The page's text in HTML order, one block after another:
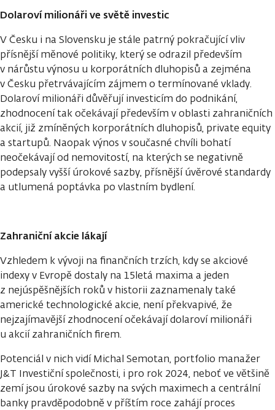
Dolaroví milionáři ve světě investic
V Česku i na Slovensku je stále patrný pokračující vliv
přísnější měnové politiky, který se odrazil především
v nárůstu výnosu u korporátních dluhopisů a zejména
v Česku přetrvávajícím zájmem o termínované vklady.
Dolaroví milionáři důvěřují investicím do podnikání,
zhodnocení tak očekávají především v oblasti zahraničních
akcií, již zmíněných korporátních dluhopisů, private equity
a startupů. Naopak výnos v současné chvíli bohatí
neočekávají od nemovitostí, na kterých se negativně
podepsaly vyšší úrokové sazby, přísnější úvěrové standardy
a utlumená poptávka po vlastním bydlení.
Zahraniční akcie lákají
Vzhledem k vývoji na finančních trzích, kdy se akciové
indexy v Evropě dostaly na 15letá maxima a jeden
z nejúspěšnějších roků v historii zaznamenaly také
americké technologické akcie, není překvapivé, že
nejzajímavější zhodnocení očekávají dolaroví milionáři
u akcií zahraničních firem.
Potenciál v nich vidí Michal Semotan, portfolio manažer
J&T Investiční společnosti, i pro rok 2024, neboť ve většině
zemí jsou úrokové sazby na svých maximech a centrální
banky pravděpodobně v příštím roce zahájí proces